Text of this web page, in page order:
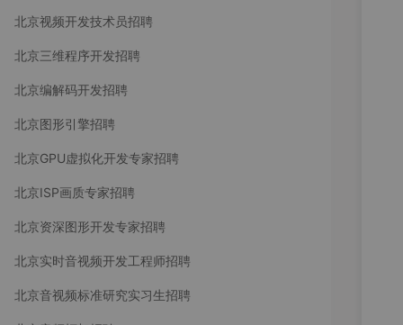
北京视频开发技术员招聘
北京三维程序开发招聘
北京编解码开发招聘
北京图形引擎招聘
北京GPU虚拟化开发专家招聘
北京ISP画质专家招聘
北京资深图形开发专家招聘
北京实时音视频开发工程师招聘
北京音视频标准研究实习生招聘